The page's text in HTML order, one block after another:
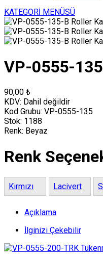
KATEGORİ MENÜSÜ
VP-0555-
90,00 ₺
KDV: Dahil değildir
Kod Grubu: VP-0555-135
Stok: 1188
Renk: Beyaz
Renk
Kırmızı Lacivert
Açıklama
İlginizi Çekebilir